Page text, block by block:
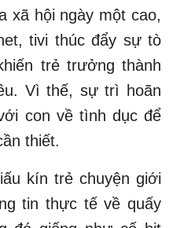
xã hội ngày một cao,
tivi thúc đẩy sự tò
trẻ trưởng thành
Vì thế, sự trì hoãn
con về tình dục để
thiết.
kín trẻ chuyện giới
tin thực tế về quấy